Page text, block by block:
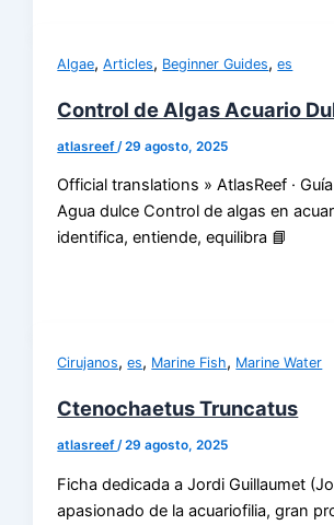
Algae,Articles, Beginner Guides,es
Control de Algas Acuario
atlasreef /29 agosto, 2025
Official translations » AtlasReef ·
Agua dulce Control de algas en
identifica, entiende, equilibra 📘
Cirujanos,es, Marine Fish, Marine Water
Ctenochaetus Truncatus
atlasreef/29 agosto, 2025
Ficha dedicada a Jordi Guillaumet
apasionado de la acuariofilia, gran